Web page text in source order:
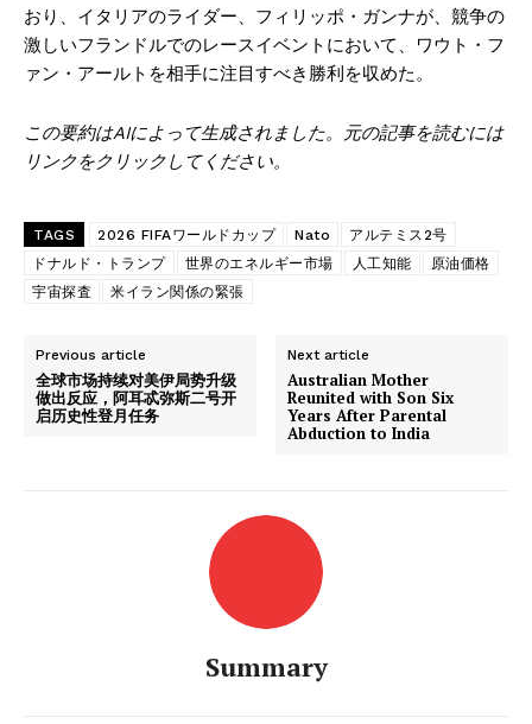
おり、イタリアのライダー、フィリッポ・ガンナが、競争の
激しいフランドルでのレースイベントにおいて、ワウト・フ
ァン・アールトを相手に注目すべき勝利を収めた。
この要約はAIによって生成されました。元の記事を読むには
リンクをクリックしてください。
TAGS 2026 FIFAワールドカップ Nato
アルテミス2号
ドナルド・トランプ
世界のエネルギー市場 人工知能
原油価格
宇宙探査
米イラン関係の緊張
Previous article
全球市场持续对美伊局势升级
做出反应，阿耳忒弥斯二号开
启历史性登月任务
Next article
Australian Mother
Reunited with Son Six
Years After Parental
Abduction to India
Summary